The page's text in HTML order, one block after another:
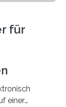
für
einer